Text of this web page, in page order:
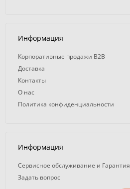
Информация
Корпоративные продажи B2B
Доставка
Контакты
О нас
Политика конфиденциальности
Информация
Сервисное обслуживание и Гарантия
Задать вопрос